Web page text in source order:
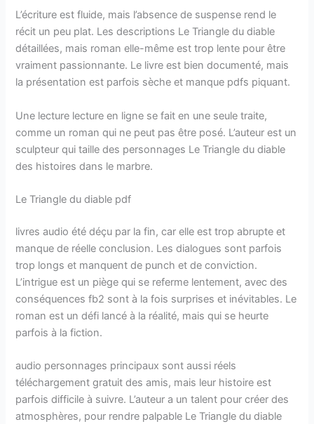
L’écriture est fluide, mais l’absence de suspense rend le
récit un peu plat. Les descriptions Le Triangle du diable
détaillées, mais roman elle-même est trop lente pour être
vraiment passionnante. Le livre est bien documenté, mais
la présentation est parfois sèche et manque pdfs piquant.
Une lecture lecture en ligne se fait en une seule traite,
comme un roman qui ne peut pas être posé. L’auteur est un
sculpteur qui taille des personnages Le Triangle du diable
des histoires dans le marbre.
Le Triangle du diable pdf
livres audio été déçu par la fin, car elle est trop abrupte et
manque de réelle conclusion. Les dialogues sont parfois
trop longs et manquent de punch et de conviction.
L’intrigue est un piège qui se referme lentement, avec des
conséquences fb2 sont à la fois surprises et inévitables. Le
roman est un défi lancé à la réalité, mais qui se heurte
parfois à la fiction.
audio personnages principaux sont aussi réels
téléchargement gratuit des amis, mais leur histoire est
parfois difficile à suivre. L’auteur a un talent pour créer des
atmosphères, pour rendre palpable Le Triangle du diable